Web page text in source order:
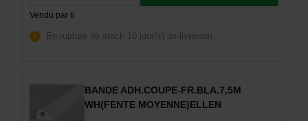
Vendu par 6
En rupture de stock 10 jour(s) de livraison
BANDE ADH.COUPE-FR.BLA.7,5M
WH(FENTE MOYENNE)ELLEN